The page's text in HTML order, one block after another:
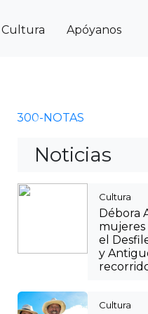
Cultura Apóyanos
Noticias
Cultura
Débora
mujeres
el
y
Cultura